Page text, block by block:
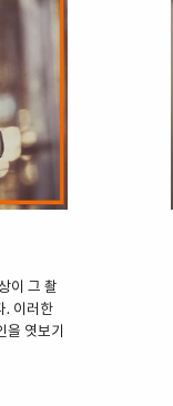
이 그 촬
. 이러한
을 엿보기